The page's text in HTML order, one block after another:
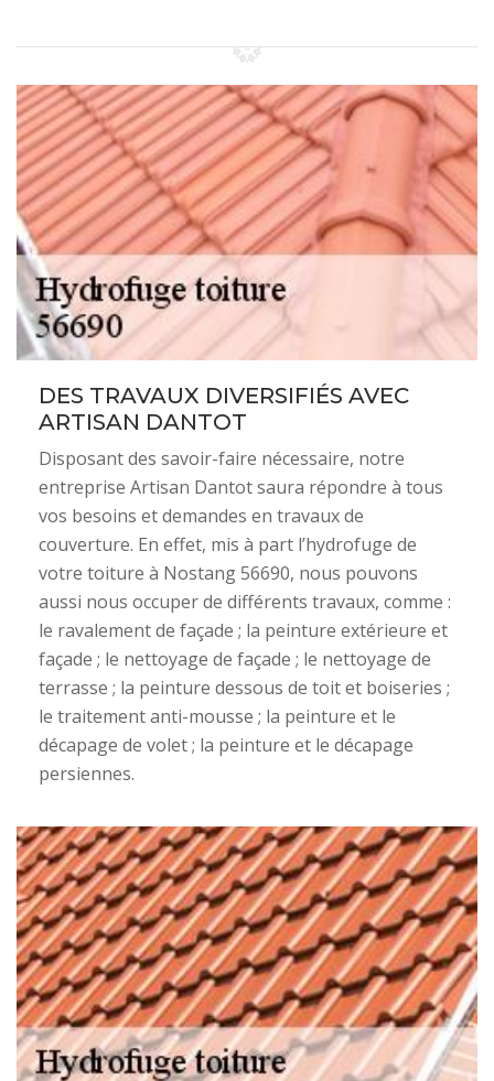
DES TRAVAUX DIVERSIFIÉS AVEC
ARTISAN DANTOT
Disposant des savoir-faire nécessaire, notre
entreprise Artisan Dantot saura répondre à tous
vos besoins et demandes en travaux de
couverture. En effet, mis à part l’hydrofuge de
votre toiture à Nostang 56690, nous pouvons
aussi nous occuper de différents travaux, comme :
le ravalement de façade ; la peinture extérieure et
façade ; le nettoyage de façade ; le nettoyage de
terrasse ; la peinture dessous de toit et boiseries ;
le traitement anti-mousse ; la peinture et le
décapage de volet ; la peinture et le décapage
persiennes.